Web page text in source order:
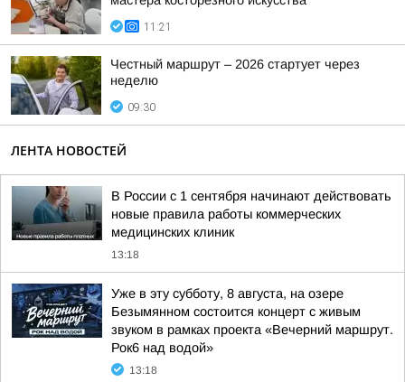
11:21
Честный маршрут – 2026 стартует через
неделю
09:30
ЛЕНТА НОВОСТЕЙ
В России с 1 сентября начинают действовать
новые правила работы коммерческих
медицинских клиник
13:18
Уже в эту субботу, 8 августа, на озере
Безымянном состоится концерт с живым
звуком в рамках проекта «Вечерний маршрут.
Рок6 над водой»
13:18